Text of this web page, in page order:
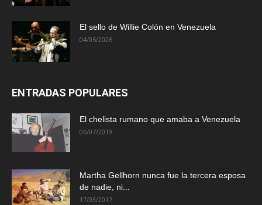
El sello de Willie Colón en Venezuela
04/05/2026
ENTRADAS POPULARES
El chelista rumano que amaba a Venezuela
06/07/2019
Martha Gellhorn nunca fue la tercera esposa
de nadie, ni...
17/03/2017